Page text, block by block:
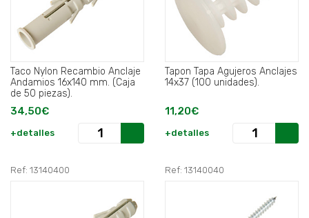
Taco Nylon Recambio Anclaje
Andamios 16x140 mm. (Caja
de 50 piezas).
34,50€
+detalles
Tapon Tapa Agujeros Anclajes
14x37 (100 unidades).
11,20€
+detalles
Ref: 13140400 Ref: 13140040